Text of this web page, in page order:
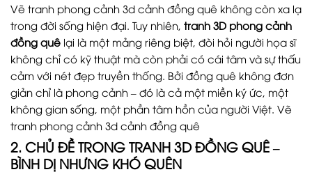
Vẽ tranh phong cảnh 3d cảnh đồng quê không còn xa lạ
trong đời sống hiện đại. Tuy nhiên, tranh 3D phong cảnh
đồng quê lại là một mảng riêng biệt, đòi hỏi người họa sĩ
không chỉ có kỹ thuật mà còn phải có cái tâm và sự thấu
cảm với nét đẹp truyền thống. Bởi đồng quê không đơn
giản chỉ là phong cảnh – đó là cả một miền ký ức, một
không gian sống, một phần tâm hồn của người Việt. Vẽ
tranh phong cảnh 3d cảnh đồng quê
2. CHỦ ĐỀ TRONG TRANH 3D ĐỒNG QUÊ –
BÌNH DỊ NHƯNG KHÓ QUÊN